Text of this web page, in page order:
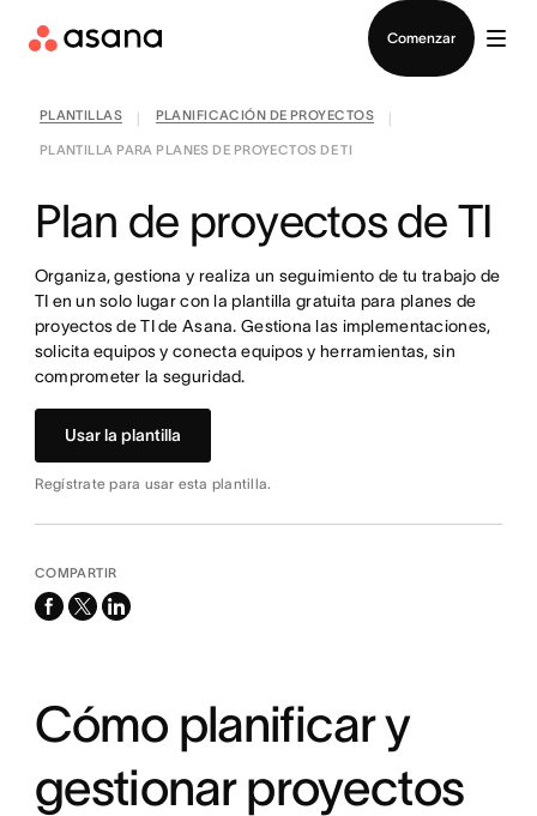
Comenzar
PLANTILLAS PLANIFICACIÓN DE PROYECTOS
PLANTILLA PARA PLANES DE PROYECTOS DE TI
Plan de proyectos de TI
Organiza, gestiona y realiza un seguimiento de tu trabajo de
TI en un solo lugar con la plantilla gratuita para planes de
proyectos de TI de Asana. Gestiona las implementaciones,
solicita equipos y conecta equipos y herramientas, sin
comprometer la seguridad.
Usar la plantilla
Regístrate para usar esta plantilla.
COMPARTIR
facebook
x-
linkedin
Cómo planificar y
gestionar proyectos